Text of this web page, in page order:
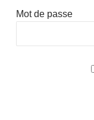
Mot de passe